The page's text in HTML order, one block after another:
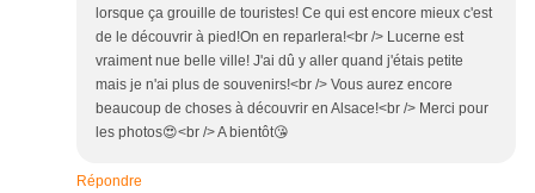
lorsque ça grouille de touristes! Ce qui est encore mieux c'est
de le découvrir à pied!On en reparlera!<br /> Lucerne est
vraiment nue belle ville! J'ai dû y aller quand j'étais petite
mais je n'ai plus de souvenirs!<br /> Vous aurez encore
beaucoup de choses à découvrir en Alsace!<br /> Merci pour
les photos😍<br /> A bientôt😘
Répondre